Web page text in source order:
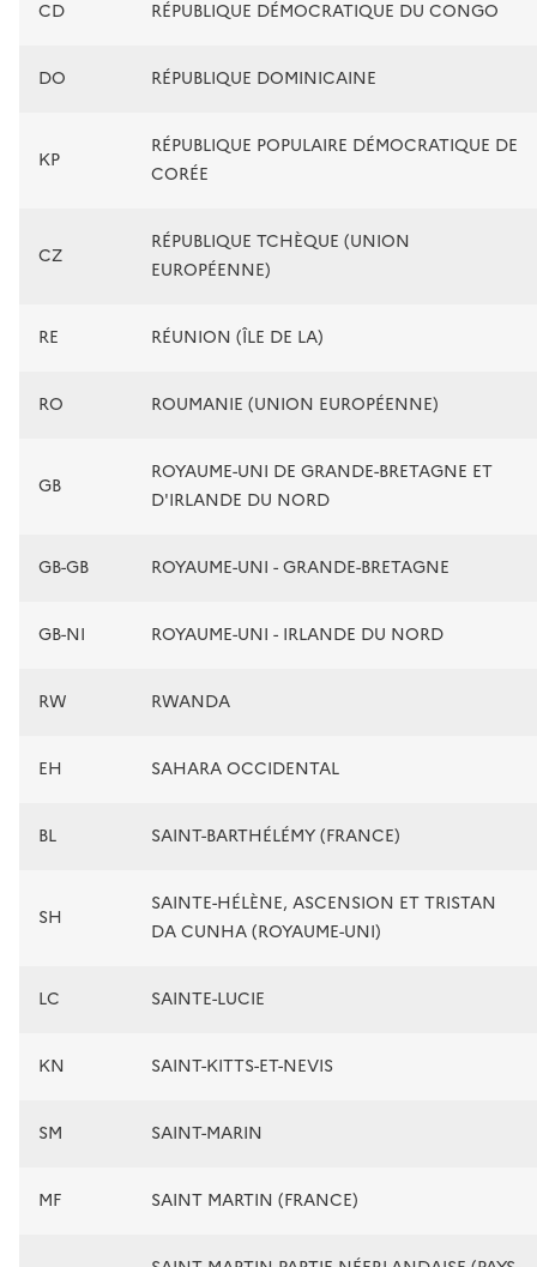
CD RÉPUBLIQUE DÉMOCRATIQUE DU CONGO
DO RÉPUBLIQUE DOMINICAINE
KP
RÉPUBLIQUE POPULAIRE DÉMOCRATIQUE DE
CORÉE
CZ
RÉPUBLIQUE TCHÈQUE (UNION
EUROPÉENNE)
RE RÉUNION (ÎLE DE LA)
RO ROUMANIE (UNION EUROPÉENNE)
GB
ROYAUME-UNI DE GRANDE-BRETAGNE ET
D'IRLANDE DU NORD
GB-GB ROYAUME-UNI - GRANDE-BRETAGNE
GB-NI ROYAUME-UNI - IRLANDE DU NORD
RW RWANDA
EH SAHARA OCCIDENTAL
BL SAINT-BARTHÉLÉMY (FRANCE)
SH
SAINTE-HÉLÈNE, ASCENSION ET TRISTAN
DA CUNHA (ROYAUME-UNI)
LC SAINTE-LUCIE
KN SAINT-KITTS-ET-NEVIS
SM SAINT-MARIN
MF SAINT MARTIN (FRANCE)